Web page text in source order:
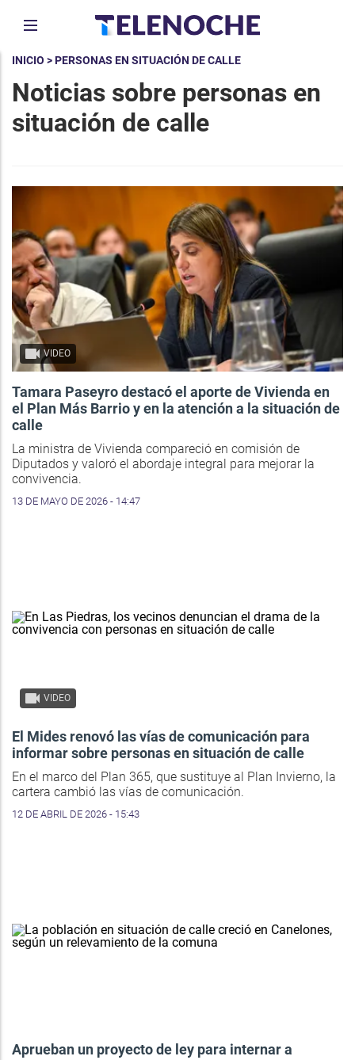
INICIO > PERSONAS EN SITUACIÓN DE CALLE
Noticias sobre personas en
situación de calle
VIDEO
Tamara Paseyro destacó el aporte de Vivienda en
el Plan Más Barrio y en la atención a la situación de
calle
La ministra de Vivienda compareció en comisión de
Diputados y valoró el abordaje integral para mejorar la
convivencia.
13 DE MAYO DE 2026 - 14:47
VIDEO
El Mides renovó las vías de comunicación para
informar sobre personas en situación de calle
En el marco del Plan 365, que sustituye al Plan Invierno, la
cartera cambió las vías de comunicación.
12 DE ABRIL DE 2026 - 15:43
Aprueban un proyecto de ley para internar a